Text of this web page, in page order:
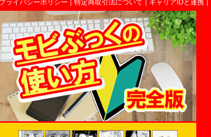
プライバシーポリシー 特定商取引法について キャリアIDと連携